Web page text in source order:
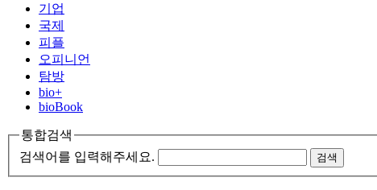
기업
국제
피플
오피니언
탐방
bio+
bioBook
통합검색
검색어를 입력해주세요.
검색